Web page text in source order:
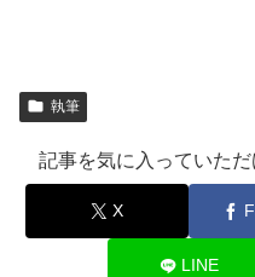
執筆
記事を気に入っていた
X
LINE